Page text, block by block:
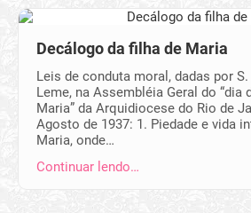
Decálogo da filha de Maria
Leis de conduta moral, dadas por
Leme, na Assembléia Geral do “dia
Maria” da Arquidiocese do Rio de
Agosto de 1937: 1. Piedade e vida
Maria, onde…
Continuar lendo…